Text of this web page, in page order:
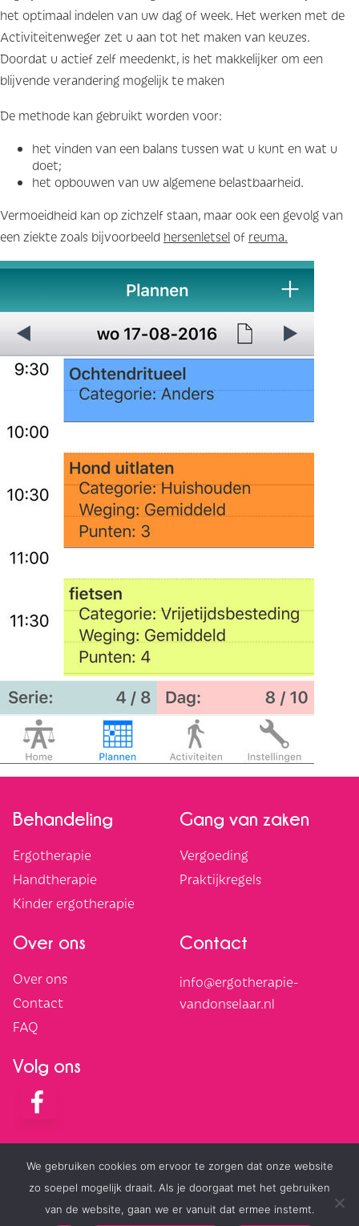
het optimaal indelen van uw dag of week. Het werken met de
Activiteitenweger zet u aan tot het maken van keuzes.
Doordat u actief zelf meedenkt, is het makkelijker om een
blijvende verandering mogelijk te maken
De methode kan gebruikt worden voor:
het vinden van een balans tussen wat u kunt en wat u
doet;
het opbouwen van uw algemene belastbaarheid.
Vermoeidheid kan op zichzelf staan, maar ook een gevolg van
een ziekte zoals bijvoorbeeld hersenletsel of reuma.
Behandeling
Ergotherapie
Handtherapie
Kinder ergotherapie
Gang van zaken
Vergoeding
Praktijkregels
Over ons
Over ons
Contact
FAQ
Contact
info@ergotherapie-
vandonselaar.nl
Volg ons
Algemene voorwaarden
Cookies
Privacyverklaring
Cookies intrekken
We gebruiken cookies om ervoor te zorgen dat onze website
zo soepel mogelijk draait. Als je doorgaat met het gebruiken
van de website, gaan we er vanuit dat ermee instemt.